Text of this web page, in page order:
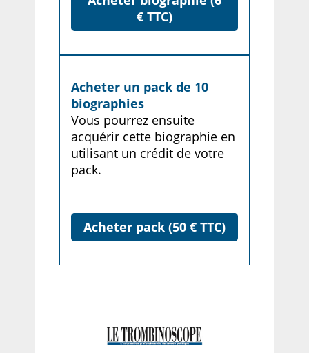
€ TTC)
Acheter un pack de 10
biographies
Vous pourrez ensuite
acquérir cette biographie en
utilisant un crédit de votre
pack.
Acheter pack (50 € TTC)